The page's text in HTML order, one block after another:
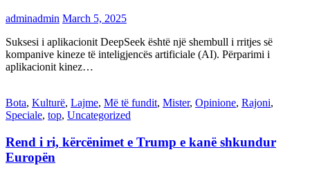
adminadmin March 5, 2025
Suksesi i aplikacionit DeepSeek është një shembull i rritjes së
kompanive kineze të inteligjencës artificiale (AI). Përparimi i
aplikacionit kinez…
Bota, Kulturë, Lajme, Më të fundit, Mister, Opinione, Rajoni,
Speciale, top, Uncategorized
Rend i ri, kërcënimet e Trump e kanë shkundur
Europën